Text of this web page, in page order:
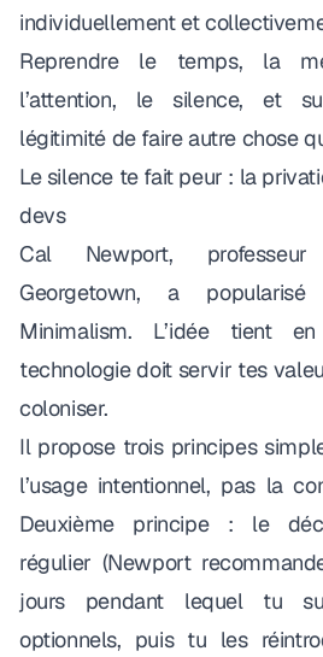
individuellement et
Reprendre le temps, la
l’attention, le silence, et
légitimité de faire autre chose
Le silence te fait peur : la
devs
Cal Newport, professeur
Georgetown, a
Minimalism. L’idée tient
technologie doit servir tes
coloniser.
Il propose trois principes
l’usage intentionnel, pas la
Deuxième principe : le
régulier (Newport
jours pendant lequel tu
optionnels, puis tu les